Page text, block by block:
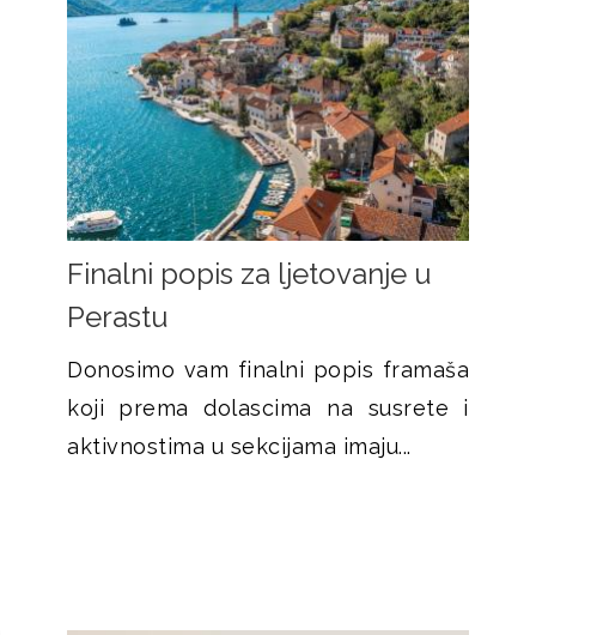
Finalni popis za ljetovanje u
Perastu
Donosimo vam finalni popis framaša
koji prema dolascima na susrete i
aktivnostima u sekcijama imaju...